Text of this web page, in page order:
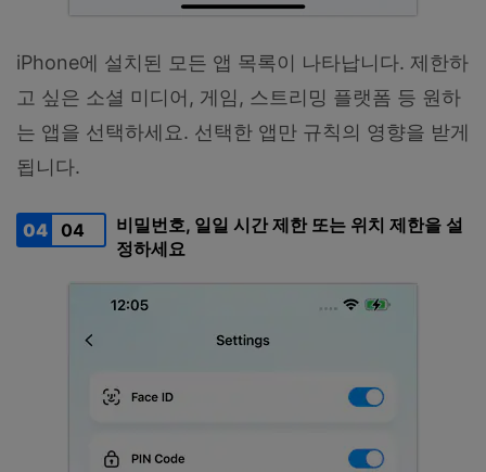
iPhone에 설치된 모든 앱 목록이 나타납니다. 제한하
고 싶은 소셜 미디어, 게임, 스트리밍 플랫폼 등 원하
는 앱을 선택하세요. 선택한 앱만 규칙의 영향을 받게
됩니다.
04 04
비밀번호, 일일 시간 제한 또는 위치 제한을 설
정하세요